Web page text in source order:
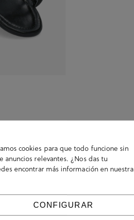
cookies para que todo funcione sin
relevantes. ¿Nos das tu
encontrar más información en nuestra
CONFIGURAR